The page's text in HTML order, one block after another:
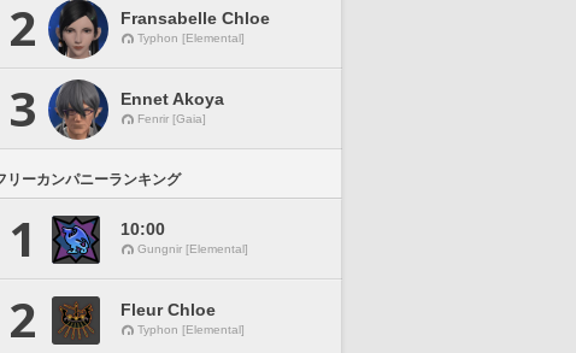
2 Fransabelle Chloe
Typhon [Elemental]
3 Ennet Akoya
Fenrir [Gaia]
リーカンパニーランキング
1 10:00
Gungnir [Elemental]
2 Fleur Chloe
Typhon [Elemental]